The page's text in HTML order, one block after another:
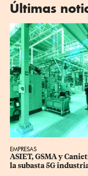
Últimas
EMPRESAS
ASIET, GSMA y
la subasta 5G